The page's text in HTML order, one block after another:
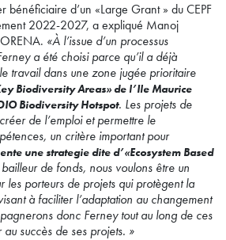
bénéficiaire d’un «Large Grant » du CEPF
2022-2027, a expliqué Manoj
«À l’issue d’un processus
a été choisi parce qu’il a déjà
travail dans une zone jugée prioritaire
Biodiversity Areas» de l’Ile Maurice
Biodiversity Hotspot. Les projets de
de l’emploi et permettre le
un critère important pour
une strategie dite d’«Ecosystem Based
bailleur de fonds, nous voulons être un
les porteurs de projets qui protègent la
à faciliter l’adaptation au changement
donc Ferney tout au long de ces
succès de ses projets. »